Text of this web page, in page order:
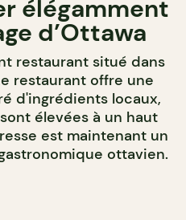
élégamment
d’Ottawa
restaurant situé dans
restaurant offre une
d'ingrédients locaux,
élevées à un haut
est maintenant un
ottavien.